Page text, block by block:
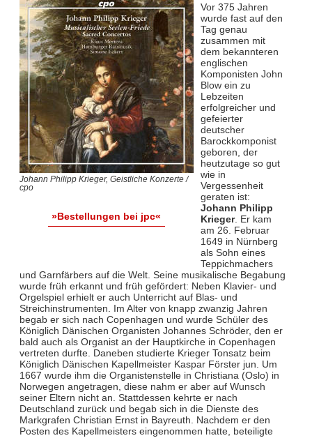
Johann Philipp Krieger, Geistliche Konzerte /
cpo
»Bestellungen bei jpc«
Vor 375 Jahren
wurde fast auf den
Tag genau
zusammen mit
dem bekannteren
englischen
Komponisten John
Blow ein zu
Lebzeiten
erfolgreicher und
gefeierter
deutscher
Barockkomponist
geboren, der
heutzutage so gut
wie in
Vergessenheit
geraten ist:
Johann Philipp
Krieger. Er kam
am 26. Februar
1649 in Nürnberg
als Sohn eines
Teppichmachers
und Garnfärbers auf die Welt. Seine musikalische Begabung
wurde früh erkannt und früh gefördert: Neben Klavier- und
Orgelspiel erhielt er auch Unterricht auf Blas- und
Streichinstrumenten. Im Alter von knapp zwanzig Jahren
begab er sich nach Copenhagen und wurde Schüler des
Königlich Dänischen Organisten Johannes Schröder, den er
bald auch als Organist an der Hauptkirche in Copenhagen
vertreten durfte. Daneben studierte Krieger Tonsatz beim
Königlich Dänischen Kapellmeister Kaspar Förster jun. Um
1667 wurde ihm die Organistenstelle in Christiana (Oslo) in
Norwegen angetragen, diese nahm er aber auf Wunsch
seiner Eltern nicht an. Stattdessen kehrte er nach
Deutschland zurück und begab sich in die Dienste des
Markgrafen Christian Ernst in Bayreuth. Nachdem er den
Posten des Kapellmeisters eingenommen hatte, beteiligte